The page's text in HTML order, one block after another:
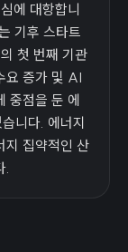
에 대항합니
기후 스타트
첫 번째 기관
요 증가 및 AI
중점을 둔 에
니다. 에너지
지 집약적인 산
.